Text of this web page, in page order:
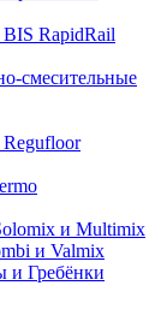
RapidRail
смесительные
и Multimix
и Valmix
и Гребёнки